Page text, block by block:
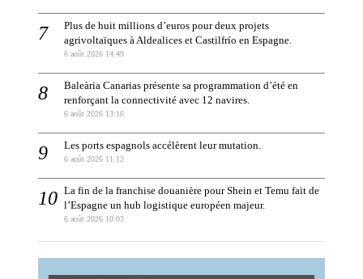
Plus de huit millions d’euros pour deux projets
agrivoltaïques à Aldealices et Castilfrío en Espagne.
6 août 2026 14:49
Baleària Canarias présente sa programmation d’été en
renforçant la connectivité avec 12 navires.
6 août 2026 13:16
Les ports espagnols accélèrent leur mutation.
6 août 2026 11:12
La fin de la franchise douanière pour Shein et Temu fait de
l’Espagne un hub logistique européen majeur.
6 août 2026 10:03